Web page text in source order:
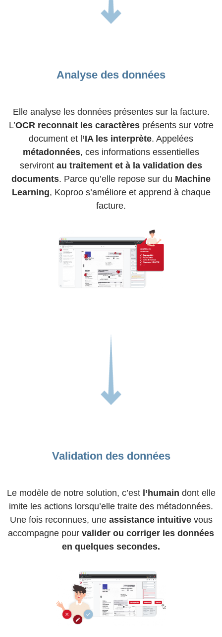
Analyse des données
Elle analyse les données présentes sur la facture.
L’OCR reconnait les caractèresprésents sur votre
document et l’IA les interprète. Appelées
métadonnées, ces informations essentielles
serviront au traitement et à la validation des
documents. Parce qu’elle repose sur du Machine
Learning, Koproo s’améliore et apprend à chaque
facture.
Validation des données
Le modèle de notre solution, c’est l’humain dont elle
imite les actions lorsqu’elle traite des métadonnées.
Une fois reconnues, une assistance intuitivevous
accompagne pour valider ou corriger les données
en quelques secondes.